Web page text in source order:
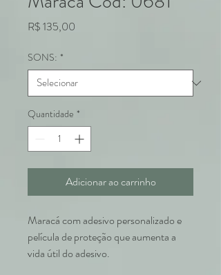
R$ 135,00
SONS: *
Quantidade *
Adicionar ao carrinho
Maracá com adesivo personalizado e
película de proteção que aumenta a
vida útil do adesivo.